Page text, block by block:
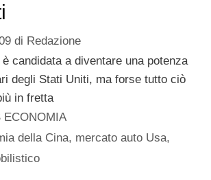
di Redazione
candidata a diventare una potenza
degli Stati Uniti, ma forse tutto ciò
in fretta
ECONOMIA
della Cina, mercato auto Usa,